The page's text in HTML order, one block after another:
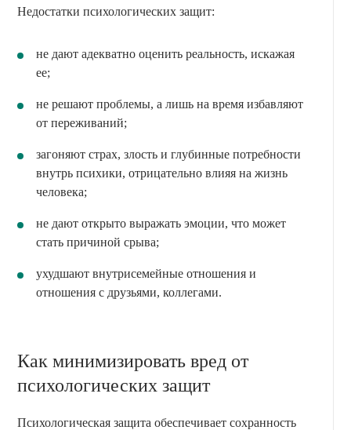
Недостатки психологических защит:
не дают адекватно оценить реальность, искажая
ее;
не решают проблемы, а лишь на время избавляют
от переживаний;
загоняют страх, злость и глубинные потребности
внутрь психики, отрицательно влияя на жизнь
человека;
не дают открыто выражать эмоции, что может
стать причиной срыва;
ухудшают внутрисемейные отношения и
отношения с друзьями, коллегами.
Как минимизировать вред от
психологических защит
Психологическая защита обеспечивает сохранность